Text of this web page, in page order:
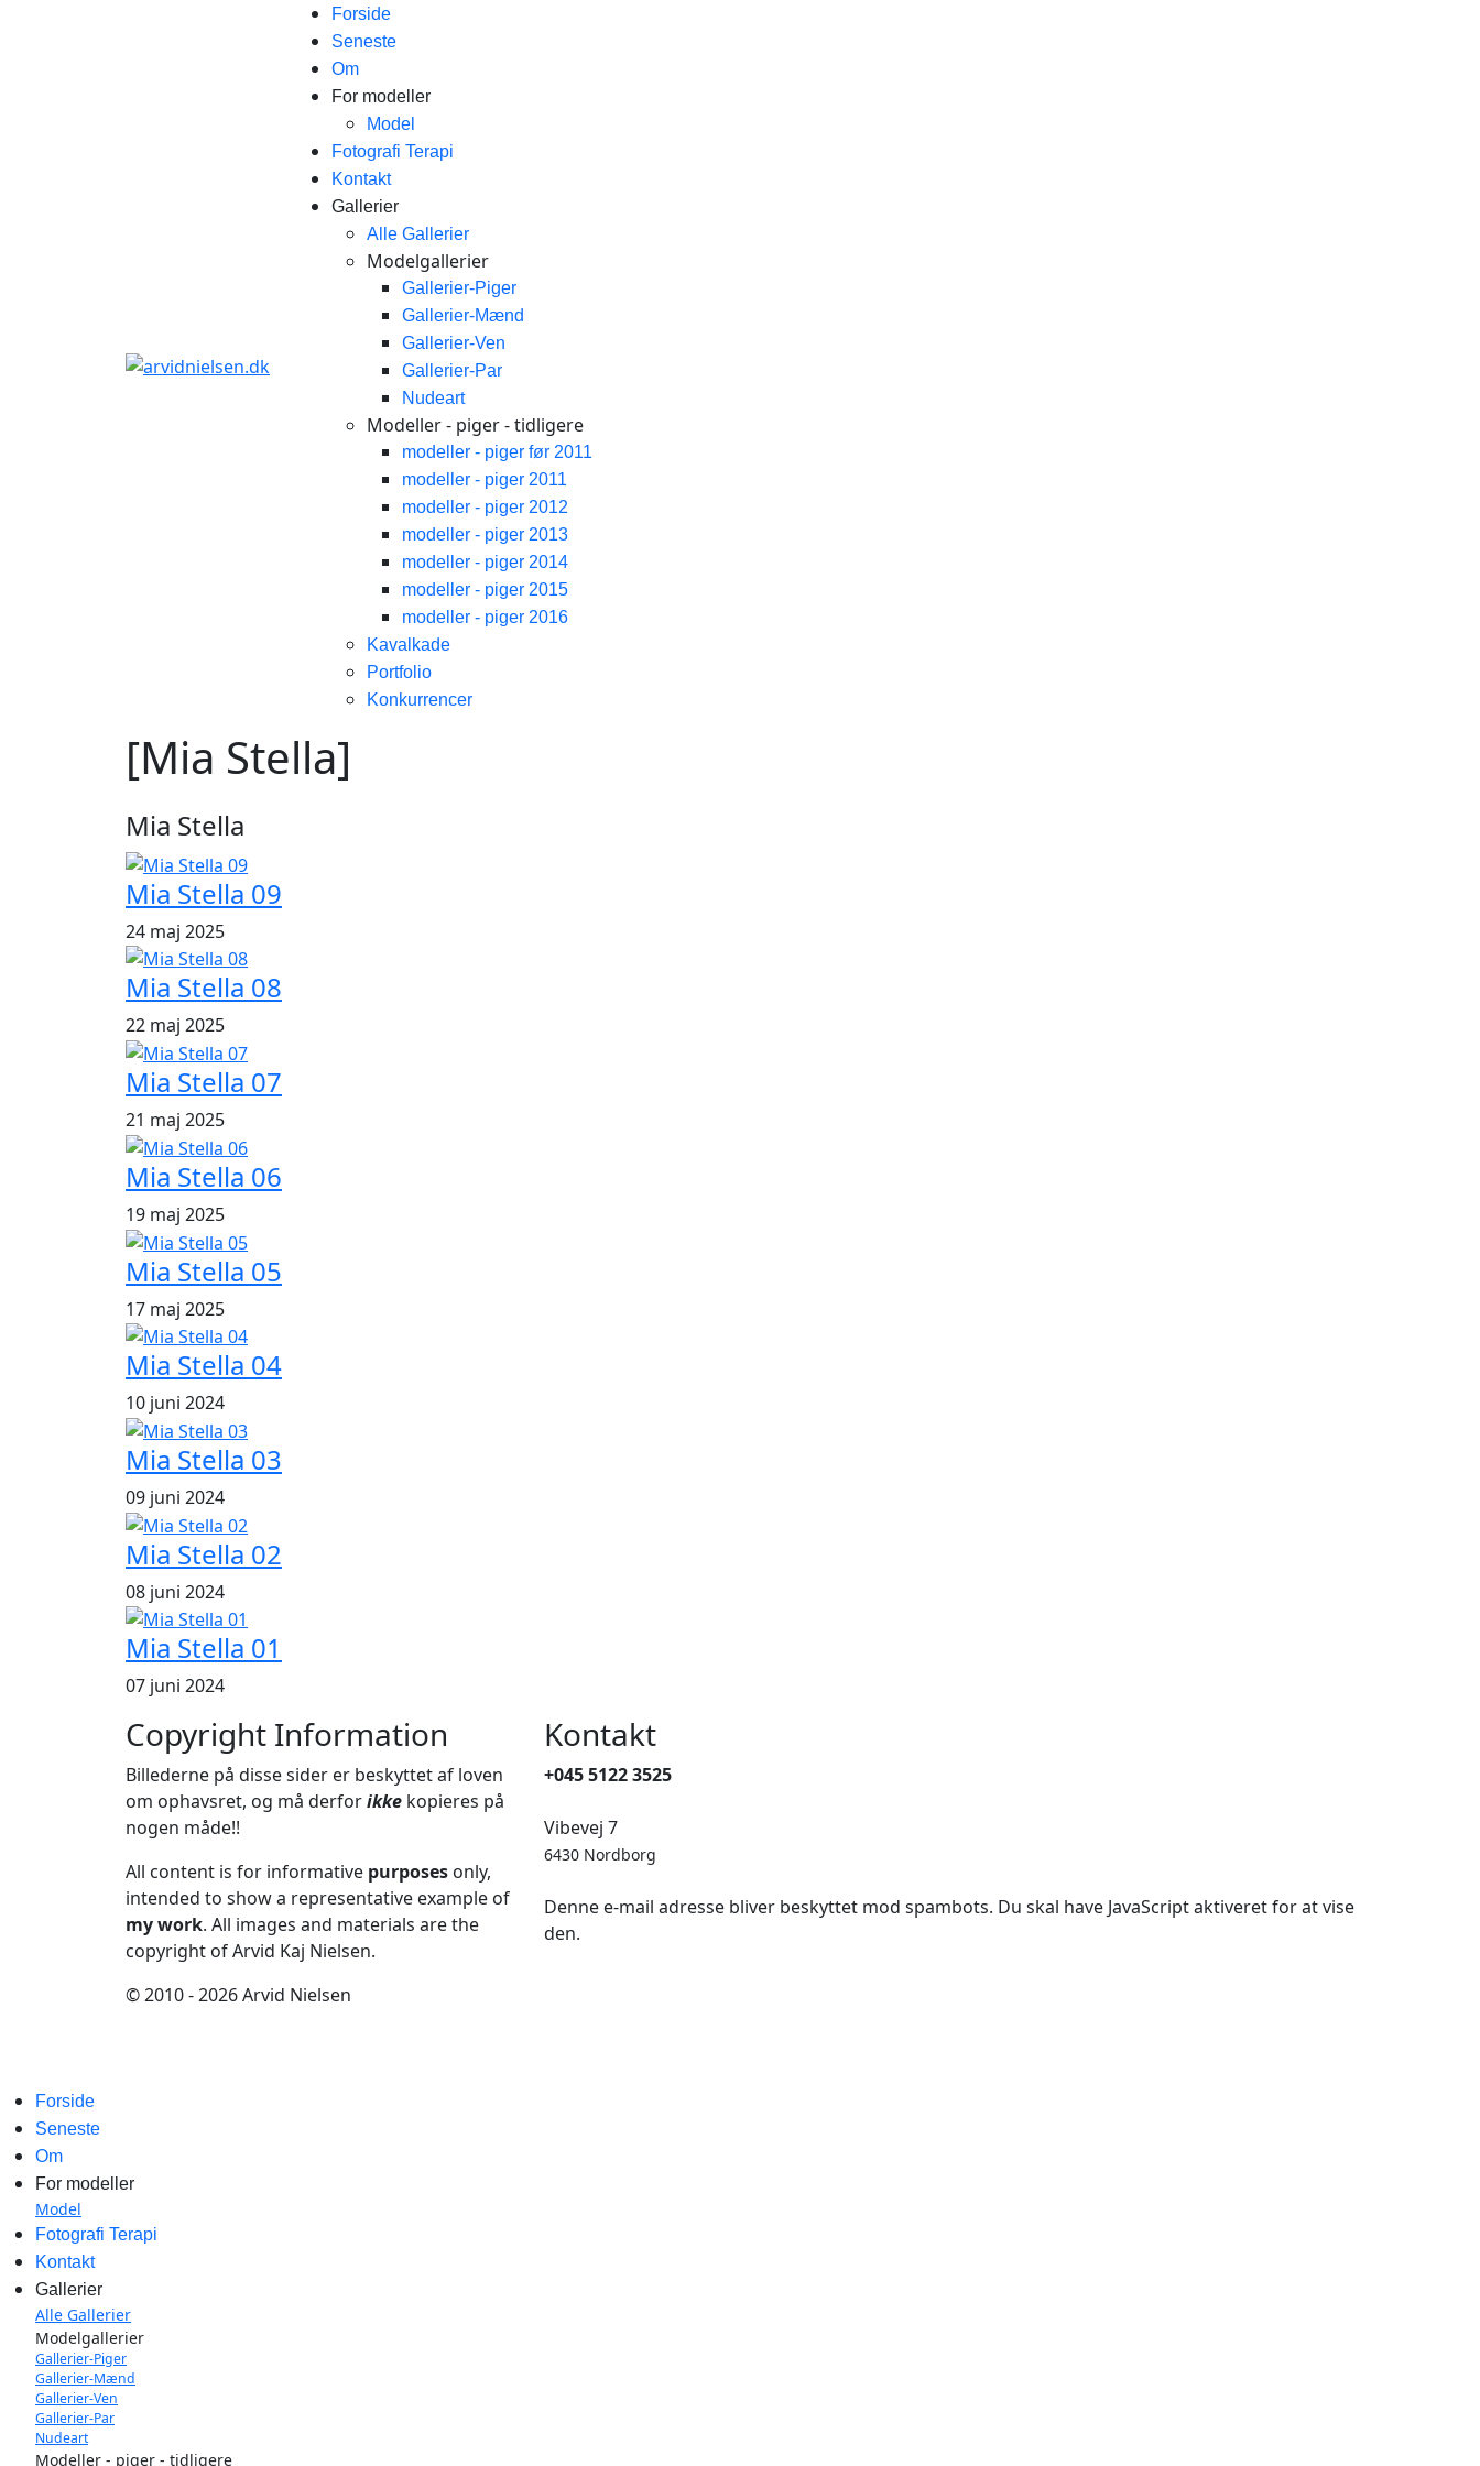
Forside
Seneste
Om
For modeller
Model
Fotografi Terapi
Kontakt
Gallerier
Alle Gallerier
Modelgallerier
Gallerier-Piger
Gallerier-Mænd
Gallerier-Ven
Gallerier-Par
Nudeart
Modeller - piger - tidligere
modeller - piger før 2011
modeller - piger 2011
modeller - piger 2012
modeller - piger 2013
modeller - piger 2014
modeller - piger 2015
modeller - piger 2016
Kavalkade
Portfolio
Konkurrencer
[Mia Stella]
Mia Stella
Mia Stella 09
24 maj 2025
Mia Stella 08
22 maj 2025
Mia Stella 07
21 maj 2025
Mia Stella 06
19 maj 2025
Mia Stella 05
17 maj 2025
Mia Stella 04
10 juni 2024
Mia Stella 03
09 juni 2024
Mia Stella 02
08 juni 2024
Mia Stella 01
07 juni 2024
Copyright Information
Billederne på disse sider er beskyttet af loven
om ophavsret, og må derforikke kopieres på
nogen måde!!
All content is for informative purposes only,
intended to show a representative example of
my work. All images and materials are the
copyright of Arvid Kaj Nielsen.
© 2010 - 2026 Arvid Nielsen
Kontakt
+045 5122 3525
Vibevej 7
6430 Nordborg
Denne e-mail adresse bliver beskyttet mod spambots. Du skal have JavaScript aktiveret for at vise
den.
Forside
Seneste
Om
For modeller
Model
Fotografi Terapi
Kontakt
Gallerier
Alle Gallerier
Modelgallerier
Gallerier-Piger
Gallerier-Mænd
Gallerier-Ven
Gallerier-Par
Nudeart
Modeller - piger - tidligere